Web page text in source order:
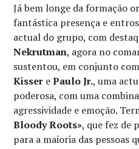
Já bem longe da formação
fantástica presença e
actual do grupo, com
Nekrutman, agora no
sustentou, em conjunto
Kisser ePaulo Jr., uma
poderosa, com uma
agressividade e emoção.
Bloody Roots», que fez de
para a maioria das pessoas